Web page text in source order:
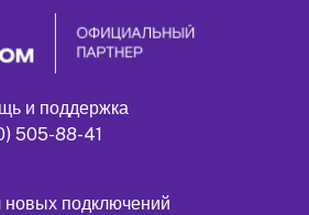
и поддержка
505-88-41
новых подключений
Масловка дом 27